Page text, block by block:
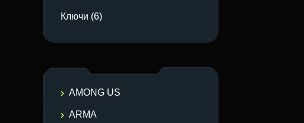
Ключи (6)
AMONG US
ARMA